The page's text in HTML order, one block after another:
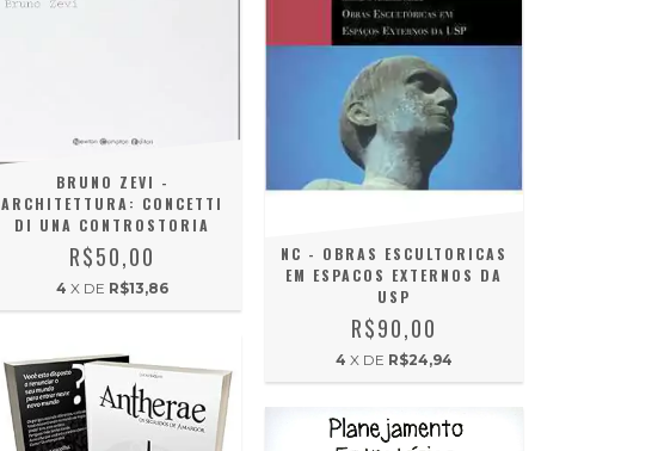
BRUNO ZEVI -
ARCHITETTURA: CONCETTI
DI UNA CONTROSTORIA
R$50,00
4 X DE R$13,86
NC - OBRAS ESCULTORICAS
EM ESPACOS EXTERNOS DA
USP
R$90,00
4 X DE R$24,94